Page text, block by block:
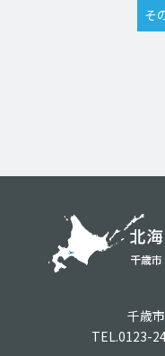
千歳
TEL.0123-